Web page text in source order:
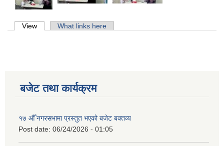
Primary tabs
View (active tab)What links here
बजेट तथा कार्यक्रम
१७ औँ नगरसभामा प्रस्तुत भएको बजेट बक्तव्य
Post date: 06/24/2026 - 01:05